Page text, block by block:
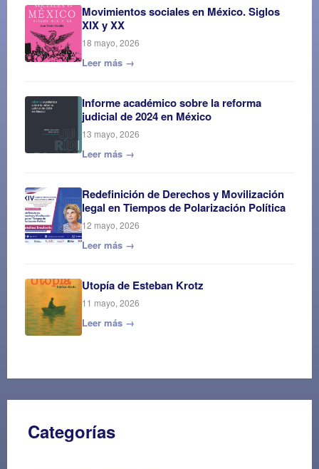
Movimientos sociales en México. Siglos
XIX y XX
18 mayo, 2026
Leer más →
Informe académico sobre la reforma
judicial de 2024 en México
13 mayo, 2026
Leer más →
Redefinición de Derechos y Movilización
legal en Tiempos de Polarización Política
12 mayo, 2026
Leer más →
Utopía de Esteban Krotz
11 mayo, 2026
Leer más →
Categorías